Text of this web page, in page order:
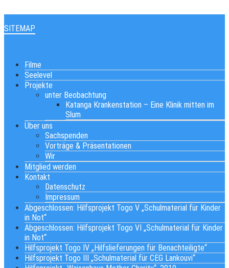
SITEMAP
Filme
Seelevel
Projekte
unter Beobachtung
Katanga Krankenstation – Eine Klinik mitten im
Slum
Über uns
Sachspenden
Vorträge & Präsentationen
Wir
Mitglied werden
Kontakt
Datenschutz
Impressum
Abgeschlossen: Hilfsprojekt Togo V „Schulmaterial für Kinder
in Not“
Abgeschlossen: Hilfsprojekt Togo VI „Schulmaterial für Kinder
in Not“
Hilfsprojekt Togo IV „Hilfslieferungen für Benachteiligte“
Hilfsprojekt Togo III „Schulmaterial für CEG Lankouvi“